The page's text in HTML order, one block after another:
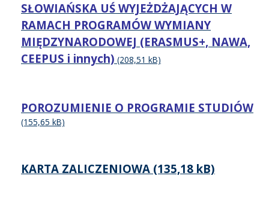
SŁOWIAŃSKA UŚ WYJEŻDŻAJĄCYCH W
RAMACH PROGRAMÓW WYMIANY
MIĘDZYNARODOWEJ (ERASMUS+, NAWA,
CEEPUS i innych)
POROZUMIENIE O PROGRAMIE STUDIÓW
KARTA ZALICZENIOWA